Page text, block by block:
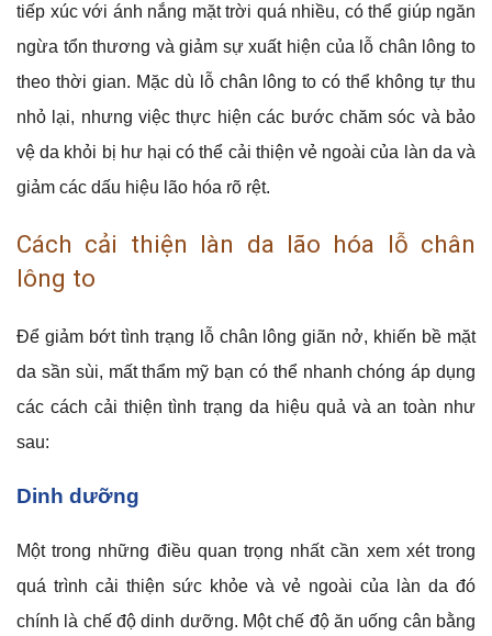
tiếp xúc với ánh nắng mặt trời quá nhiều, có thể giúp ngăn
ngừa tổn thương và giảm sự xuất hiện của lỗ chân lông to
theo thời gian. Mặc dù lỗ chân lông to có thể không tự thu
nhỏ lại, nhưng việc thực hiện các bước chăm sóc và bảo
vệ da khỏi bị hư hại có thể cải thiện vẻ ngoài của làn da và
giảm các dấu hiệu lão hóa rõ rệt.
Cách cải thiện làn da lão hóa lỗ chân
lông to
Để giảm bớt tình trạng lỗ chân lông giãn nở, khiến bề mặt
da sần sùi, mất thẩm mỹ bạn có thể nhanh chóng áp dụng
các cách cải thiện tình trạng da hiệu quả và an toàn như
sau:
Dinh dưỡng
Một trong những điều quan trọng nhất cần xem xét trong
quá trình cải thiện sức khỏe và vẻ ngoài của làn da đó
chính là chế độ dinh dưỡng. Một chế độ ăn uống cân bằng